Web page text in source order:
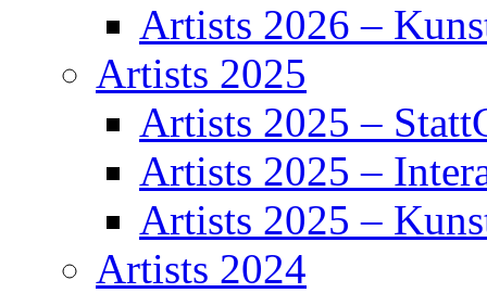
Artists 2026 –
Artists 2025
Artists 2025 –
Artists 2025 –
Artists 2025 –
Artists 2024